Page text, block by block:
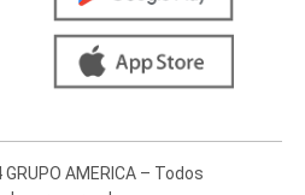
AMERICA – Todos